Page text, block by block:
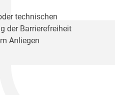
technischen
der Barrierefreiheit
Anliegen